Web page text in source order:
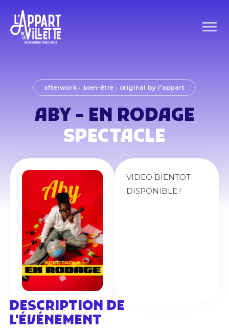
afterwork • bien-être • original by l'appart
ABY - EN RODAGE
SPECTACLE
VIDEO BIENTOT
DISPONIBLE !
DESCRIPTION DE
L'ÉVÉNEMENT